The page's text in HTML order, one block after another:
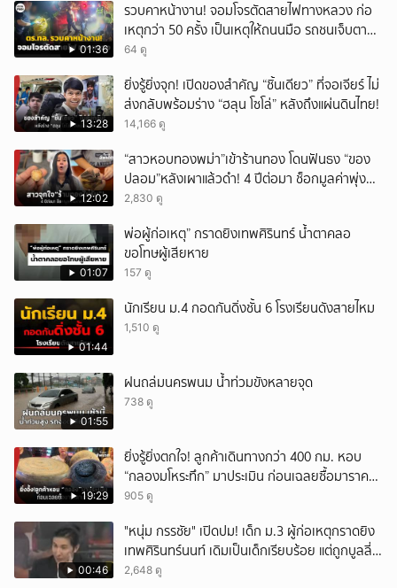
01:36
รวบคาหน้างาน! จอมโจรตัดสายไฟทางหลวง ก่อ
เหตุกว่า 50 ครั้ง เป็นเหตุให้ถนนมือ รถชนเจ็บตาย
หลายสิบราย เสียหายราว 10 ล้าน
64 ดู
13:28
ยิ่งรู้ยิ่งจุก! เปิดของสำคัญ “ชิ้นเดียว” ที่จอเจียร์ ไม่
ส่งกลับพร้อมร่าง “ฮลุน โซโล่” หลังถึงแผ่นดินไทย!
14,166 ดู
12:02
“สาวหอบทองพม่า”เข้าร้านทอง โดนฟันธง “ของ
ปลอม”หลังเผาแล้วดำ! 4 ปีต่อมา ช็อกมูลค่าพุ่ง
มหาศาล!
2,830 ดู
01:07
พ่อผู้ก่อเหตุ” กราดยิงเทพศิรินทร์ น้ำตาคลอ
ขอโทษผู้เสียหาย
157 ดู
01:44
นักเรียน ม.4 กอดกันดิ่งชั้น 6 โรงเรียนดังสายไหม
1,510 ดู
01:55
ฝนถล่มนครพนม น้ำท่วมขังหลายจุด
738 ดู
19:29
ยิ่งรู้ยิ่งตกใจ! ลูกค้าเดินทางกว่า 400 กม. หอบ
“กลองมโหระทึก” มาประเมิน ก่อนเฉลยซื้อมาราคา
เท่าไหร่?
905 ดู
00:46
"หนุ่ม กรรชัย" เปิดปม! เด็ก ม.3 ผู้ก่อเหตุกราดยิง
เทพศิรินทร์นนท์ เดิมเป็นเด็กเรียบร้อย แต่ถูกบูลลี่
หนัก คาดแรงกดดันสะสมกลายเป็นแรงแค้น จนก่อ
2,648 ดู